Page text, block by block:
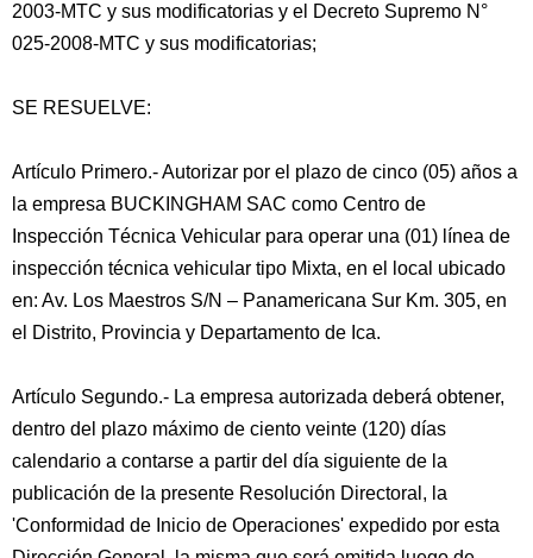
2003-MTC y sus modificatorias y el Decreto Supremo N°
025-2008-MTC y sus modificatorias;
SE RESUELVE:
Artículo Primero.- Autorizar por el plazo de cinco (05) años a
la empresa BUCKINGHAM SAC como Centro de
Inspección Técnica Vehicular para operar una (01) línea de
inspección técnica vehicular tipo Mixta, en el local ubicado
en: Av. Los Maestros S/N – Panamericana Sur Km. 305, en
el Distrito, Provincia y Departamento de Ica.
Artículo Segundo.- La empresa autorizada deberá obtener,
dentro del plazo máximo de ciento veinte (120) días
calendario a contarse a partir del día siguiente de la
publicación de la presente Resolución Directoral, la
'Conformidad de Inicio de Operaciones' expedido por esta